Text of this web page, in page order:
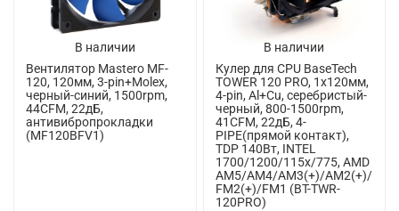
В наличии
Вентилятор Mastero MF-
120, 120мм, 3-pin+Molex,
черный-синий, 1500rpm,
44CFM, 22дБ,
антивибропрокладки
(MF120BFV1)
В наличии
Кулер для CPU BaseTech
TOWER 120 PRO, 1х120мм,
4-pin, Al+Cu, серебристый-
черный, 800-1500rpm,
41CFM, 22дБ, 4-
PIPE(прямой контакт),
TDP 140Вт, INTEL
1700/1200/115x/775, AMD
AM5/AM4/AM3(+)/AM2(+)/
FM2(+)/FM1 (BT-TWR-
120PRO)